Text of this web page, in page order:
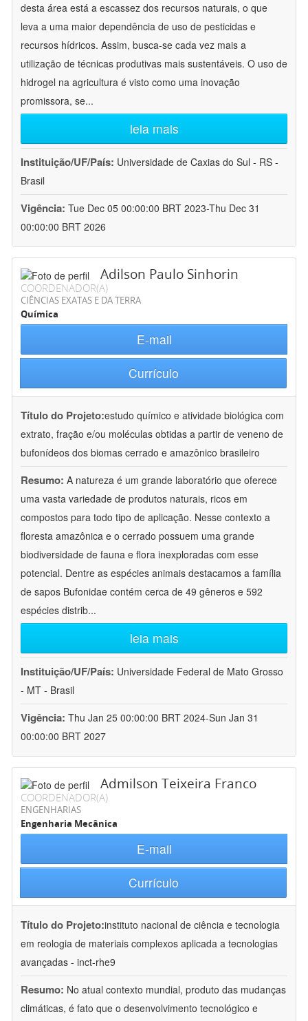
desta área está a escassez dos recursos naturais, o que
leva a uma maior dependência de uso de pesticidas e
recursos hídricos. Assim, busca-se cada vez mais a
utilização de técnicas produtivas mais sustentáveis. O uso de
hidrogel na agricultura é visto como uma inovação
promissora, se...
leia mais
Instituição/UF/País: Universidade de Caxias do Sul - RS -
Brasil
Vigência: Tue Dec 05 00:00:00 BRT 2023-Thu Dec 31
00:00:00 BRT 2026
Adilson Paulo Sinhorin
COORDENADOR(A)
CIÊNCIAS EXATAS E DA TERRA
Química
E-mail
Currículo
Título do Projeto:estudo químico e atividade biológica com
extrato, fração e/ou moléculas obtidas a partir de veneno de
bufonídeos dos biomas cerrado e amazônico brasileiro
Resumo: A natureza é um grande laboratório que oferece
uma vasta variedade de produtos naturais, ricos em
compostos para todo tipo de aplicação. Nesse contexto a
floresta amazônica e o cerrado possuem uma grande
biodiversidade de fauna e flora inexploradas com esse
potencial. Dentre as espécies animais destacamos a família
de sapos Bufonidae contém cerca de 49 gêneros e 592
espécies distrib...
leia mais
Instituição/UF/País: Universidade Federal de Mato Grosso
- MT - Brasil
Vigência: Thu Jan 25 00:00:00 BRT 2024-Sun Jan 31
00:00:00 BRT 2027
Admilson Teixeira Franco
COORDENADOR(A)
ENGENHARIAS
Engenharia Mecânica
E-mail
Currículo
Título do Projeto:instituto nacional de ciência e tecnologia
em reologia de materiais complexos aplicada a tecnologias
avançadas - inct-rhe9
Resumo: No atual contexto mundial, produto das mudanças
climáticas, é fato que o desenvolvimento tecnológico e